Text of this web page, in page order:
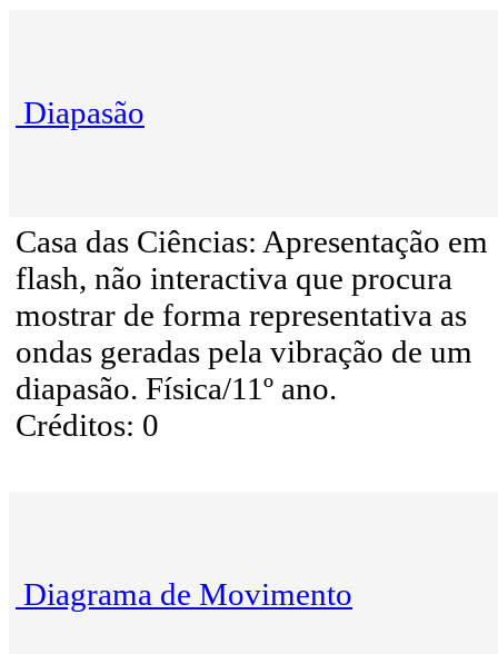
Diapasão
Casa das Ciências: Apresentação em
flash, não interactiva que procura
mostrar de forma representativa as
ondas geradas pela vibração de um
diapasão. Física/11º ano.
Créditos: 0
Diagrama de Movimento